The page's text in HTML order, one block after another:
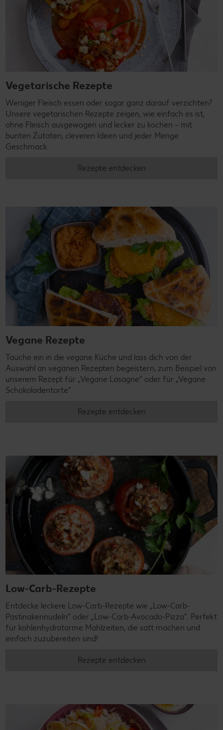
Vegetarische Rezepte
Weniger Fleisch essen oder sogar ganz darauf verzichten?
Unsere vegetarischen Rezepte zeigen, wie einfach es ist,
ohne Fleisch ausgewogen und lecker zu kochen – mit
bunten Zutaten, cleveren Ideen und jeder Menge
Geschmack.
Rezepte entdecken
Vegane Rezepte
Tauche ein in die vegane Küche und lass dich von der
Auswahl an veganen Rezepten begeistern, zum Beispiel von
unserem Rezept für „Vegane Lasagne“ oder für „Vegane
Schokoladentorte“.
Rezepte entdecken
Low-Carb-Rezepte
Entdecke leckere Low-Carb-Rezepte wie „Low-Carb-
Pastinakennudeln" oder „Low-Carb-Avocado-Pizza". Perfekt
für kohlenhydratarme Mahlzeiten, die satt machen und
einfach zuzubereiten sind!
Rezepte entdecken